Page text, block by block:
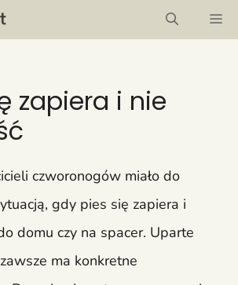
zapiera i nie
czworonogów miało do
gdy pies się zapiera i
domu czy na spacer. Uparte
ma konkretne